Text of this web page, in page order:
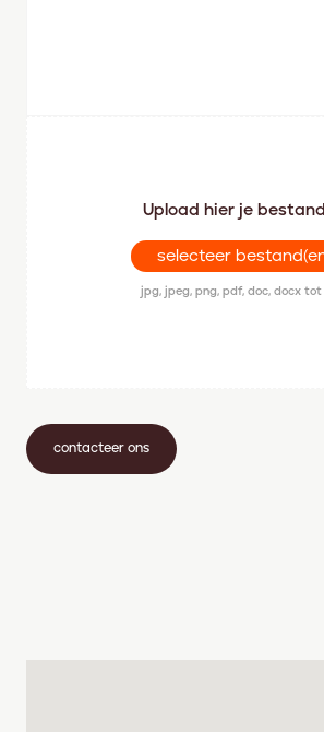
Upload hier je
selecteer
jpg, jpeg, png, pdf, doc, docx tot
contacteer ons